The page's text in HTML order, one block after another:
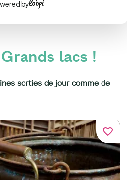
by
lacs !
sorties de jour comme de
favorite_border